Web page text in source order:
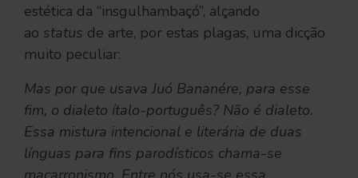
estética da “insgulhambaçó”, alçando
ao status de arte, por estas plagas, uma dicção
muito peculiar:
Mas por que usava Juó Bananére, para esse
fim, o dialeto ítalo-português? Não é dialeto.
Essa mistura intencional e literária de duas
línguas para fins parodísticos chama-se